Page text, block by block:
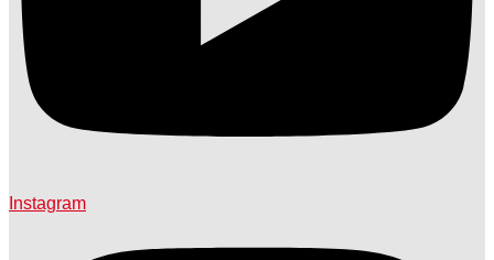
Instagram